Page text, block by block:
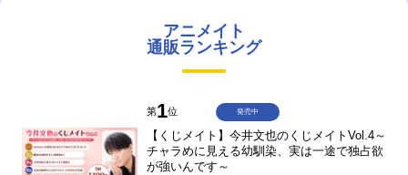
アニメイト
通販ランキング
第1位
【くじメイト】今井文也のくじメイトVol.4～
チャラめに見える幼馴染、実は一途で独占欲
が強いんです～
発売中